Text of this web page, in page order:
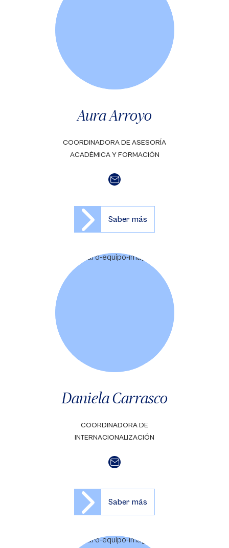
Aura Arroyo
COORDINADORA DE ASESORÍA
ACADÉMICA Y FORMACIÓN
Saber más
Daniela Carrasco
COORDINADORA DE
INTERNACIONALIZACIÓN
Saber más